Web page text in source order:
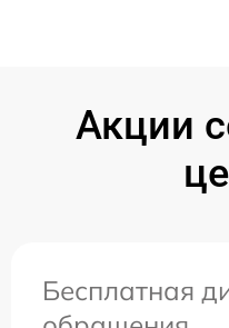
Акции
Бесплатная